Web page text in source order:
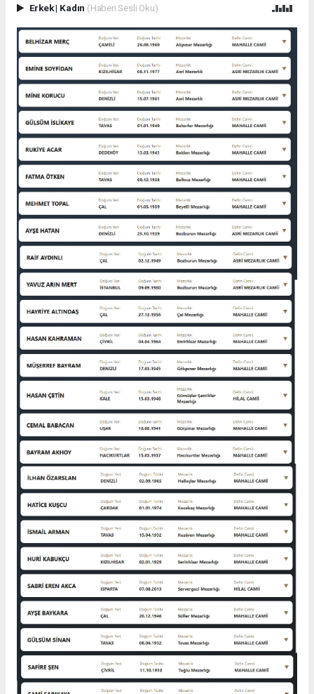
Erkek| Kadın (Haberi Sesli Oku)